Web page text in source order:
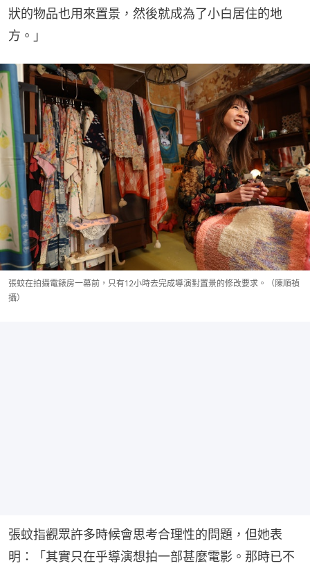
狀的物品也用來置景，然後就成為了小白居住的地
方。」
張蚊在拍攝電錶房一幕前，只有12小時去完成導演對置景的修改要求。（陳順禎
攝）
張蚊指觀眾許多時候會思考合理性的問題，但她表
明：「其實只在乎導演想拍一部甚麼電影。那時已不